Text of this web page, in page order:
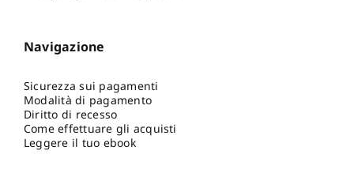
Navigazione
Sicurezza sui pagamenti
Modalità di pagamento
Diritto di recesso
Come effettuare gli acquisti
Leggere il tuo ebook